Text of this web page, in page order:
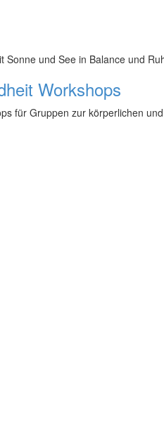
Workshops
für Gruppen zur körperlichen